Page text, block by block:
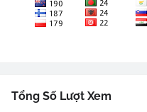
Tổng Số Lượt Xem